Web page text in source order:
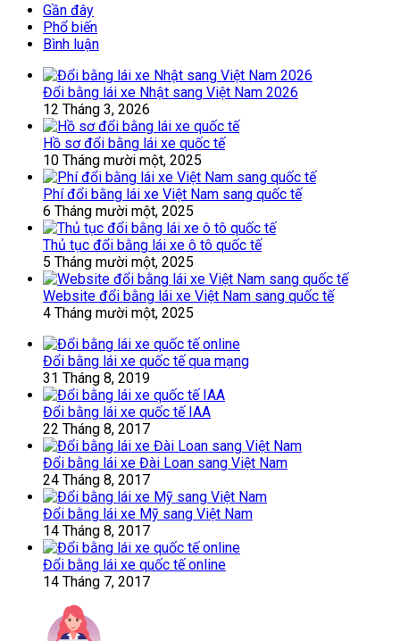
Gần đây
Phổ biến
Bình luận
Đổi bằng lái xe Nhật sang Việt Nam 2026
12 Tháng 3, 2026
Hồ sơ đổi bằng lái xe quốc tế
10 Tháng mười một, 2025
Phí đổi bằng lái xe Việt Nam sang quốc tế
6 Tháng mười một, 2025
Thủ tục đổi bằng lái xe ô tô quốc tế
5 Tháng mười một, 2025
Website đổi bằng lái xe Việt Nam sang quốc tế
4 Tháng mười một, 2025
Đổi bằng lái xe quốc tế qua mạng
31 Tháng 8, 2019
Đổi bằng lái xe quốc tế IAA
22 Tháng 8, 2017
Đổi bằng lái xe Đài Loan sang Việt Nam
24 Tháng 8, 2017
Đổi bằng lái xe Mỹ sang Việt Nam
14 Tháng 8, 2017
Đổi bằng lái xe quốc tế online
14 Tháng 7, 2017